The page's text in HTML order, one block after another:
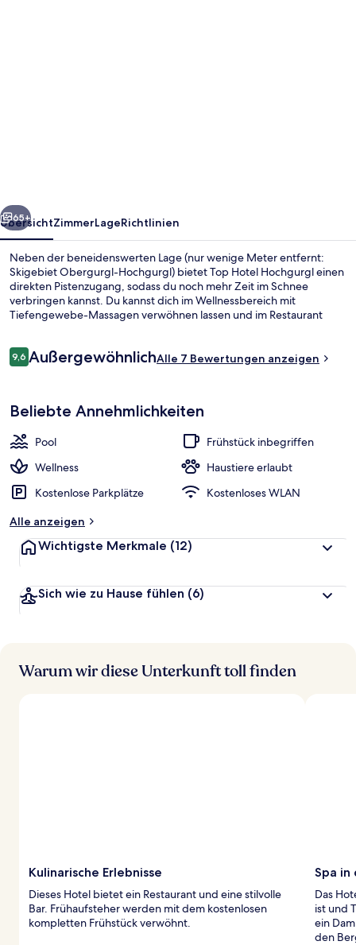
Weiter
65+
ÜbersichtZimmerLageRichtlinien
Neben der beneidenswerten Lage (nur wenige Meter entfernt:
Skigebiet Obergurgl-Hochgurgl) bietet Top Hotel Hochgurgl einen
direkten Pistenzugang, sodass du noch mehr Zeit im Schnee
verbringen kannst. Du kannst dich im Wellnessbereich mit
Tiefengewebe-Massagen verwöhnen lassen und im Restaurant
Loungebar. Wintersportler können sich auf einen Ski-Shuttle freuen
Bewertungen
9,69,6 von 10.
AußergewöhnlichAlle 7 Bewertungen anzeigen
Beliebte Annehmlichkeiten
Pool
Frühstück inbegriffen
Wellness
Haustiere erlaubt
Kostenlose Parkplätze
Kostenloses WLAN
Alle anzeigen
Wichtigste Merkmale (12)
Sich wie zu Hause fühlen (6)
Warum wir diese Unterkunft toll finden
Kulinarische Erlebnisse
Dieses Hotel bietet ein Restaurant und eine stilvolle
Bar. Frühaufsteher werden mit dem kostenlosen
kompletten Frühstück verwöhnt.
Spa in
Das
ist und
ein
den